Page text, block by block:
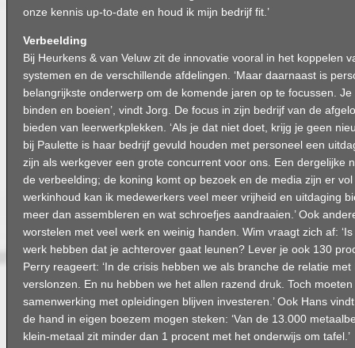
onze kennis up-to-date en houd ik mijn bedrijf fit.’
Verbeelding
Bij Heurkens & van Veluw zit de innovatie vooral in het koppelen
systemen en de verschillende afdelingen. ‘Maar daarnaast is
belangrijkste onderwerp om de komende jaren op te focussen.
binden en boeien’, vindt Jorg. De focus in zijn bedrijf van de
bieden van leerwerkplekken. ‘Als je dat niet doet, krijg je geen
bij Paulette is haar bedrijf gevuld houden met personeel een
zijn als werkgever een grote concurrent voor ons. Een dergelijke
de verbeelding; de koning komt op bezoek en de media zijn er
werkinhoud kan ik medewerkers veel meer vrijheid en uitdaging
meer dan assembleren en wat schroefjes aandraaien.’ Ook
worstelen met veel werk en weinig handen. Wim vraagt zich af:
werk hebben dat je achterover gaat leunen? Lever je ook 130
Perry reageert: ‘In de crisis hebben we als branche de relatie
verslonzen. En nu hebben we het allen razend druk. Toch
samenwerking met opleidingen blijven investeren.’ Ook Hans
de hand in eigen boezem mogen steken: ‘Van de 13.000
klein-metaal zit minder dan 1 procent met het onderwijs om tafel.’